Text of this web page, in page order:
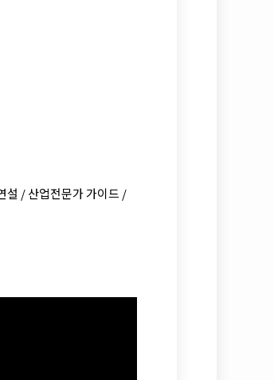
설 / 산업전문가 가이드 /